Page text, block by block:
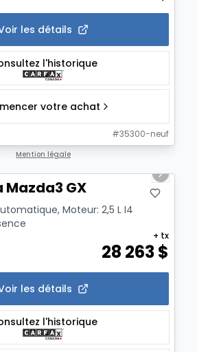
les détails
l'historique
votre achat
#35300-neuf
Mention légale
Next
Mazda3 GX
Moteur: 2,5 L I4
28 263$
+ tx
les détails
l'historique